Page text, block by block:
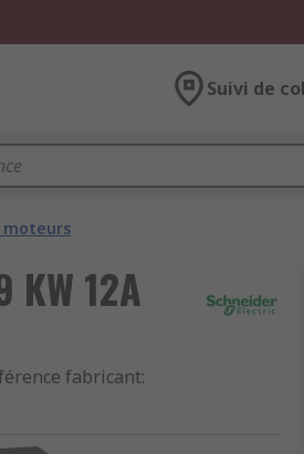
Suivi de
moteurs
12A
fabricant: